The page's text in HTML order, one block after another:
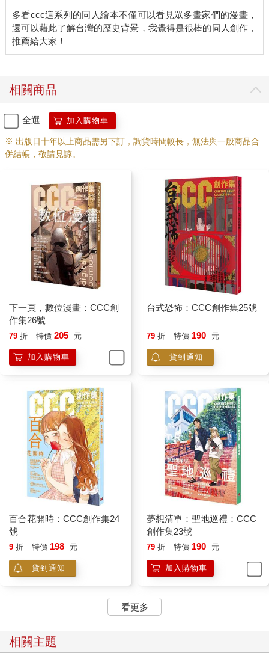
多看ccc這系列的同人繪本不僅可以看見眾多畫家們的漫畫，
還可以藉此了解台灣的歷史背景，我覺得是很棒的同人創作，
相關商品
全選 加入購物車
※ 出版日十年以上商品需另下訂，調貨時間較長，無法與一般商品合
併結帳，敬請見諒。
下一頁，數位漫畫：CCC創
作集26號
79 折 特價 205 元
加入購物車
台式恐怖：CCC創作集25號
79 折 特價 190 元
貨到通知
百合花開時：CCC創作集24
號
9 折 特價 198 元
貨到通知
夢想清單：聖地巡禮：CCC
創作集23號
79 折 特價 190 元
加入購物車
看更多
相關主題